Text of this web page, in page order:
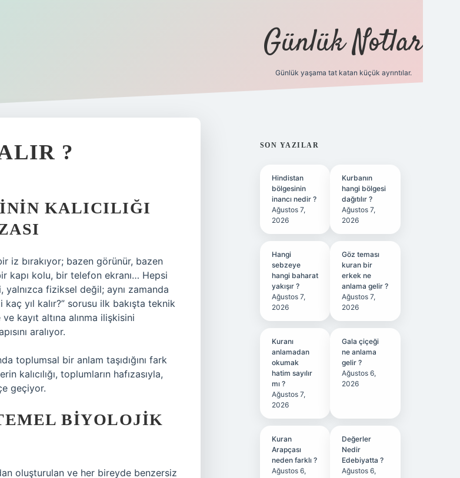
Günlük Notlar
Günlük yaşama tat katan küçük ayrıntılar.
?
KALICILIĞI
iz bırakıyor; bazen görünür, bazen
kapı kolu, bir telefon ekranı… Hepsi
yalnızca fiziksel değil; aynı zamanda
yıl kalır?” sorusu ilk bakışta teknik
kayıt altına alınma ilişkisini
aralıyor.
toplumsal bir anlam taşıdığını fark
kalıcılığı, toplumların hafızasıyla,
geçiyor.
BIYOLOJIK
oluşturulan ve her bireyde benzersiz
SIDEBAR
SON YAZILAR
Hindistan
bölgesinin
inancı nedir ?
Ağustos 7,
2026
Kurbanın
hangi bölgesi
dağıtılır ?
Ağustos 7,
2026
Hangi
sebzeye
hangi baharat
yakışır ?
Ağustos 7,
2026
Göz teması
kuran bir
erkek ne
anlama gelir ?
Ağustos 7,
2026
Kuranı
anlamadan
okumak
hatim sayılır
mı ?
Ağustos 7,
2026
Gala çiçeği
ne anlama
gelir ?
Ağustos 6,
2026
Kuran
Arapçası
neden farklı ?
Ağustos 6,
Değerler
Nedir
Edebiyatta ?
Ağustos 6,